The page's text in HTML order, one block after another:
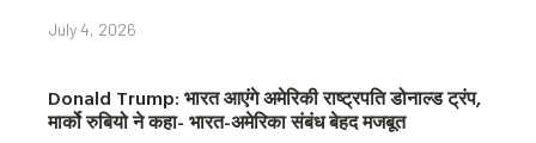
July 4, 2026
Donald Trump: भारत आएंगे अमेरिकी राष्ट्रपति डोनाल्ड ट्रंप,
मार्को रुबियो ने कहा- भारत-अमेरिका संबंध बेहद मजबूत